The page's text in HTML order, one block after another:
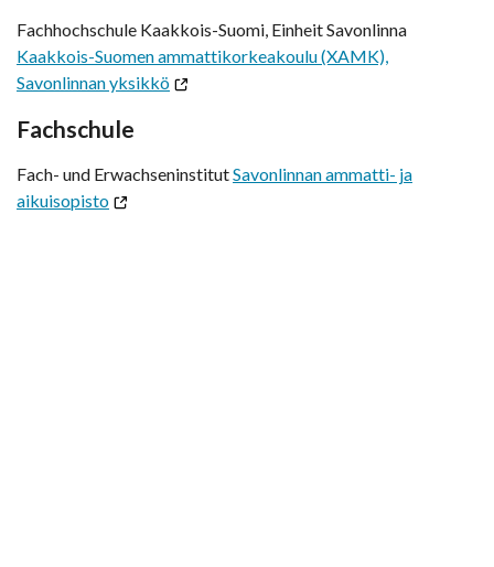
Fachhochschule Kaakkois-Suomi, Einheit Savonlinna
Kaakkois-Suomen ammattikorkeakoulu (XAMK),
Savonlinnan yksikkö
Fachschule
Fach- und ErwachseninstitutSavonlinnan ammatti- ja
aikuisopisto